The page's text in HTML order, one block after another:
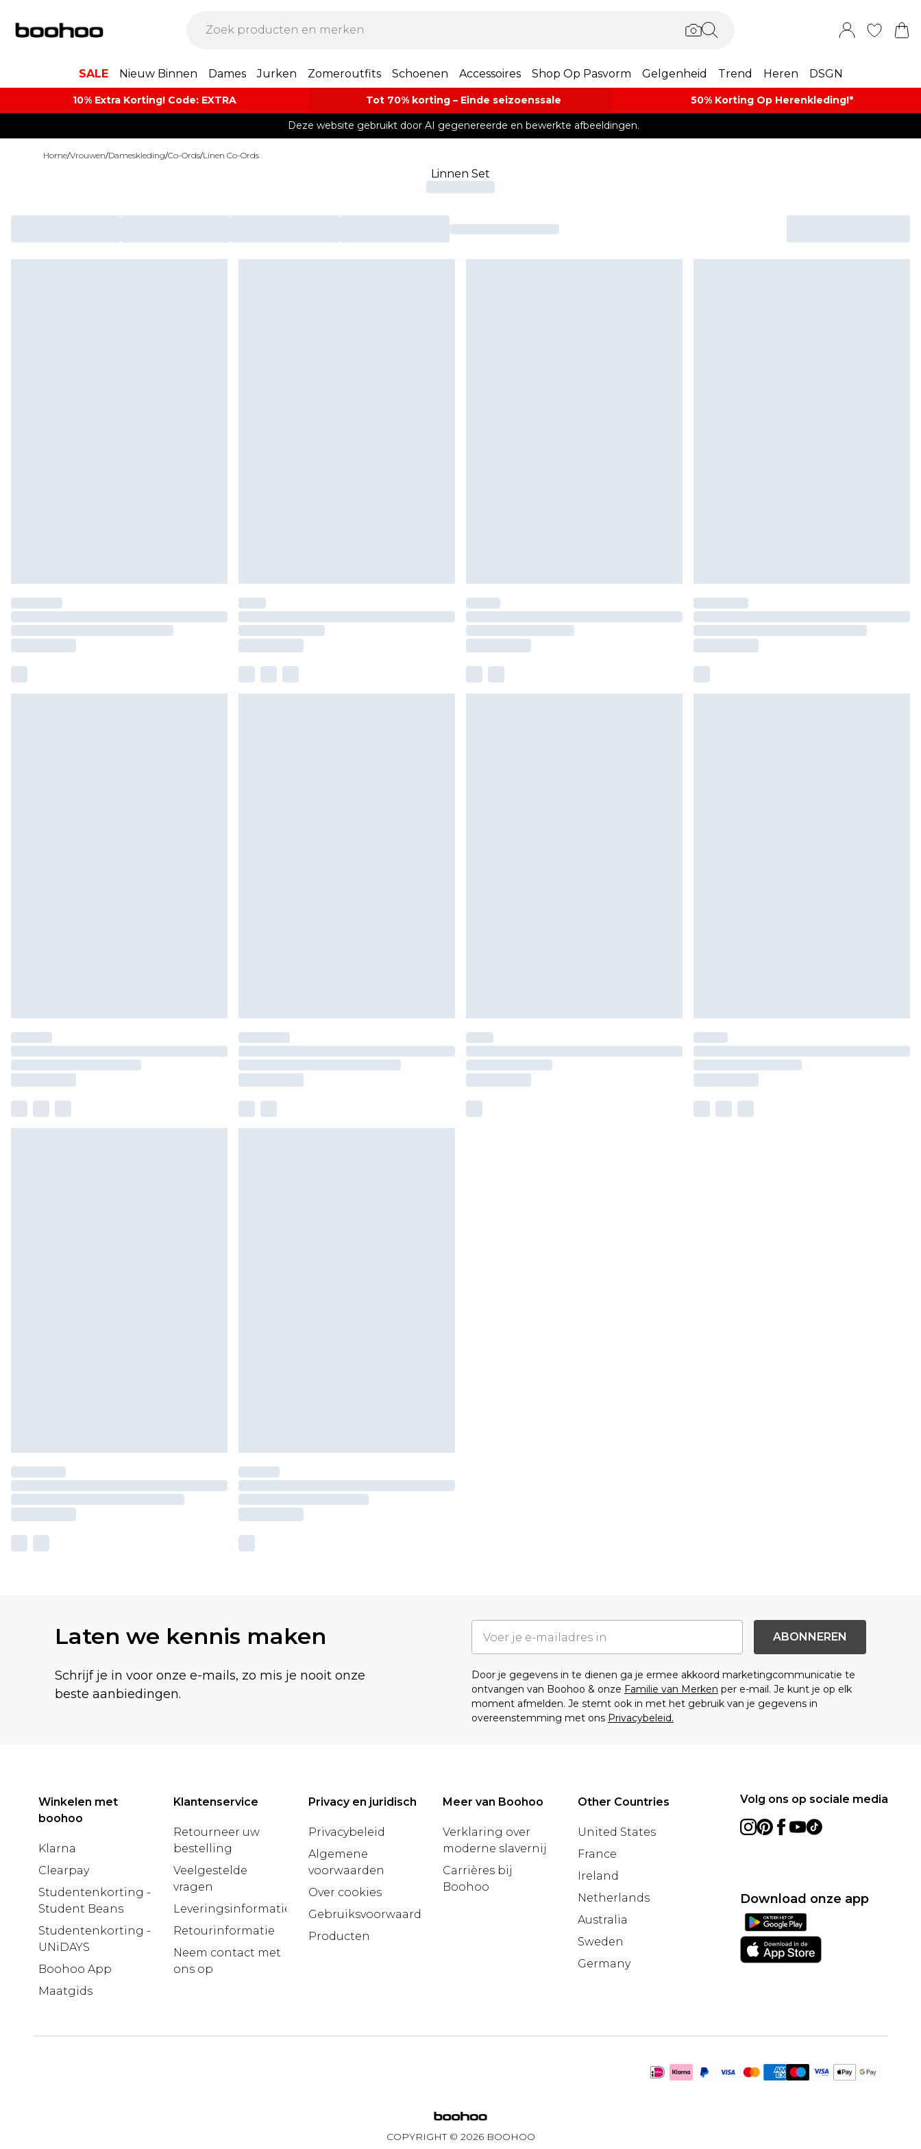
SALE Nieuw Binnen Dames Jurken Zomeroutfits Schoenen Accessoires Shop Op Pasvorm Gelgenheid Trend Heren DSGN
10% Extra Korting! Code: EXTRA​ Tot 70% korting – Einde seizoenssale 50% Korting Op Herenkleding​!*​
Deze website gebruikt door AI gegenereerde en bewerkte afbeeldingen.
Home/Vrouwen/Dameskleding/Co-Ords/Linen Co-Ords
Linnen Set
Laten we kennis maken
Schrijf je in voor onze e-mails, zo mis je nooit onze
beste aanbiedingen.
ABONNEREN
Door je gegevens in te dienen ga je ermee akkoord marketingcommunicatie te
ontvangen van Boohoo & onze Familie van Merken per e-mail. Je kunt je op elk
moment afmelden. Je stemt ook in met het gebruik van je gegevens in
overeenstemming met ons Privacybeleid.
Winkelen met
boohoo
Klarna
Clearpay
Studentenkorting -
Student Beans
Studentenkorting -
UNiDAYS
Boohoo App
Maatgids
Klantenservice
Retourneer uw
bestelling
Veelgestelde
vragen
Leveringsinformatie
Retourinformatie
Neem contact met
ons op
Privacy en juridisch
Privacybeleid
Algemene
voorwaarden
Over cookies
Gebruiksvoorwaarden
Producten
Meer van Boohoo
Verklaring over
moderne slavernij
Carrières bij
Boohoo
Other Countries
United States
France
Ireland
Netherlands
Australia
Sweden
Germany
Volg ons op sociale media
Download onze app
COPYRIGHT © 2026 BOOHOO